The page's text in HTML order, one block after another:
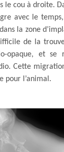
le cou à droite.
avec le
la zone
de la
opaque, et se
Cette
pour l’animal.